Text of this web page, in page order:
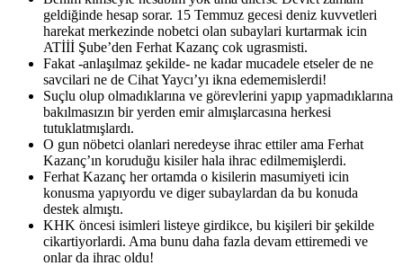
geldiğinde hesap sorar. 15 Temmuz gecesi deniz kuvvetleri
harekat merkezinde nobetci olan subaylari kurtarmak icin
ATİİİ Şube’den Ferhat Kazanç cok ugrasmisti.
Fakat -anlaşılmaz şekilde- ne kadar mucadele etseler de ne
savcilari ne de Cihat Yaycı’yı ikna edememislerdi!
Suçlu olup olmadıklarına ve görevlerini yapıp yapmadıklarına
bakılmasızın bir yerden emir almışlarcasına herkesi
tutuklatmışlardı.
O gun nöbetci olanlari neredeyse ihrac ettiler ama Ferhat
Kazanç’ın koruduğu kisiler hala ihrac edilmemişlerdi.
Ferhat Kazanç her ortamda o kisilerin masumiyeti icin
konusma yapıyordu ve diger subaylardan da bu konuda
destek almıştı.
KHK öncesi isimleri listeye girdikce, bu kişileri bir şekilde
cikartiyorlardi. Ama bunu daha fazla devam ettiremedi ve
onlar da ihrac oldu!